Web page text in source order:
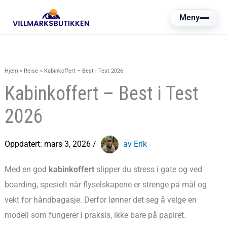
til
Meny
Hjem Reise Kabinkoffert – Best i Test 2026
Kabinkoffert – Best i Test
2026
Oppdatert: mars 3, 2026/ av Erik
Med en god kabinkoffertslipper du stress i gate og ved
boarding, spesielt når flyselskapene er strenge på mål og
vekt for håndbagasje. Derfor lønner det seg å velge en
modell som fungerer i praksis, ikke bare på papiret.